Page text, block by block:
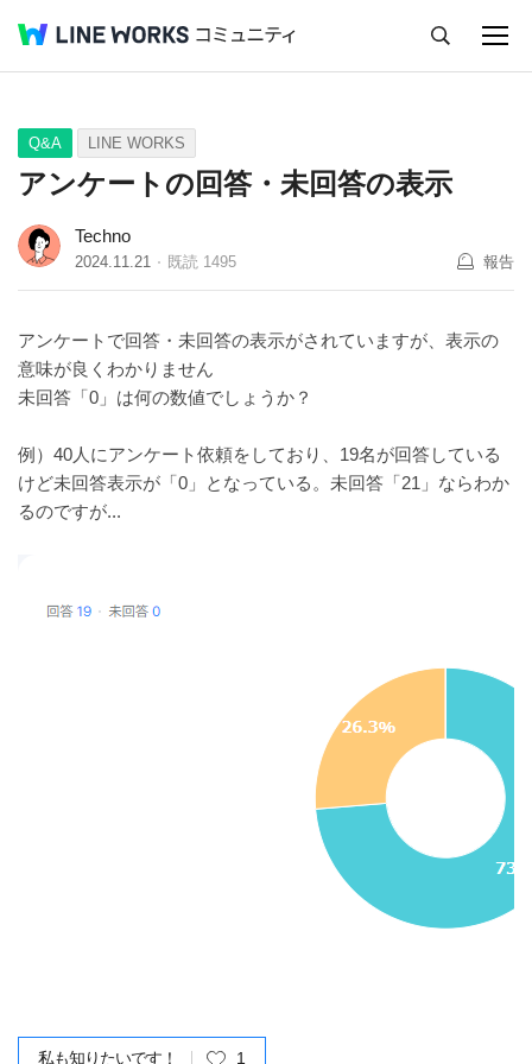
Q&A Tips Ideas
Q&A LINE WORKS
アンケートの回答・未回答の表示
Techno
2024.11.21 既読 1495 報告
アンケートで回答・未回答の表示がされていますが、表示の
意味が良くわかりません
未回答「0」は何の数値でしょうか？
例）40人にアンケート依頼をしており、19名が回答している
けど未回答表示が「0」となっている。未回答「21」ならわか
るのですが...
私も知りたいです！ 1